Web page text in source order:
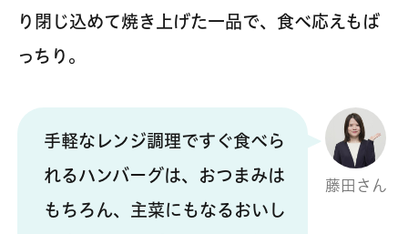
り閉じ込めて焼き上げた一品で、食べ応えもば
っちり。
藤田さん
手軽なレンジ調理ですぐ食べら
れるハンバーグは、おつまみは
もちろん、主菜にもなるおいし